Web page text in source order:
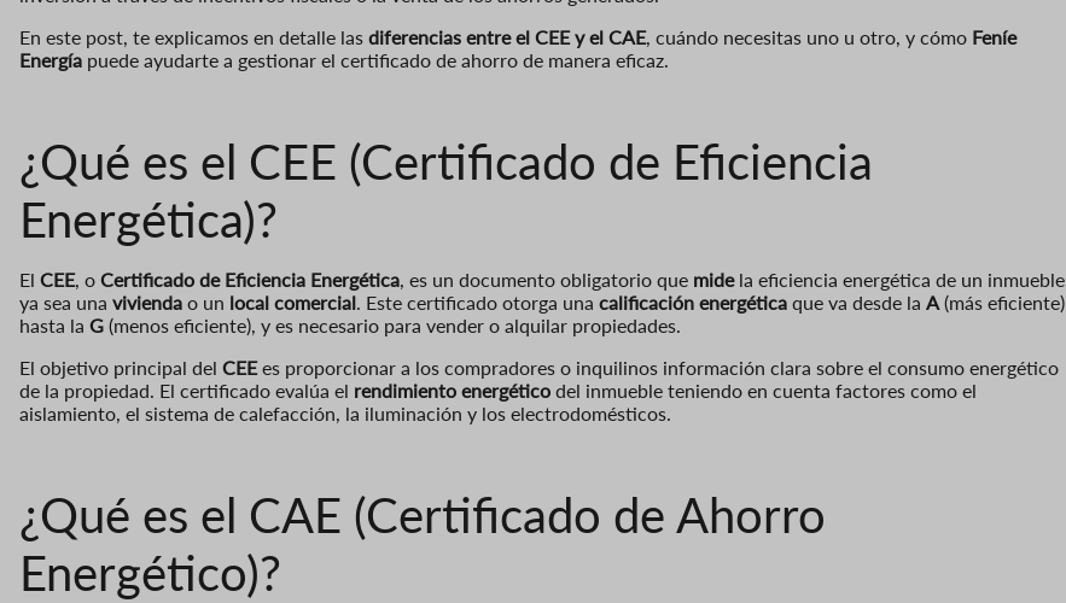
En este post, te explicamos en detalle las diferencias entre el CEE y el CAE, cuándo necesitas uno u otro, y cómo Feníe
Energía puede ayudarte a gestionar el certificado de ahorro de manera eficaz.
¿Qué es el CEE (Certificado de Eficiencia
Energética)?
El CEE, o Certificado de Eficiencia Energética , es un documento obligatorio que midela eficiencia energética de un inmueble,
ya sea una vivienda o un local comercial . Este certificado otorga una calificación energética que va desde la A (más eficiente)
hasta la G (menos eficiente), y es necesario para vender o alquilar propiedades.
El objetivo principal del CEEes proporcionar a los compradores o inquilinos información clara sobre el consumo energético
de la propiedad. El certificado evalúa el rendimiento energético del inmueble teniendo en cuenta factores como el
aislamiento, el sistema de calefacción, la iluminación y los electrodomésticos.
¿Qué es el CAE (Certificado de Ahorro
Energético)?